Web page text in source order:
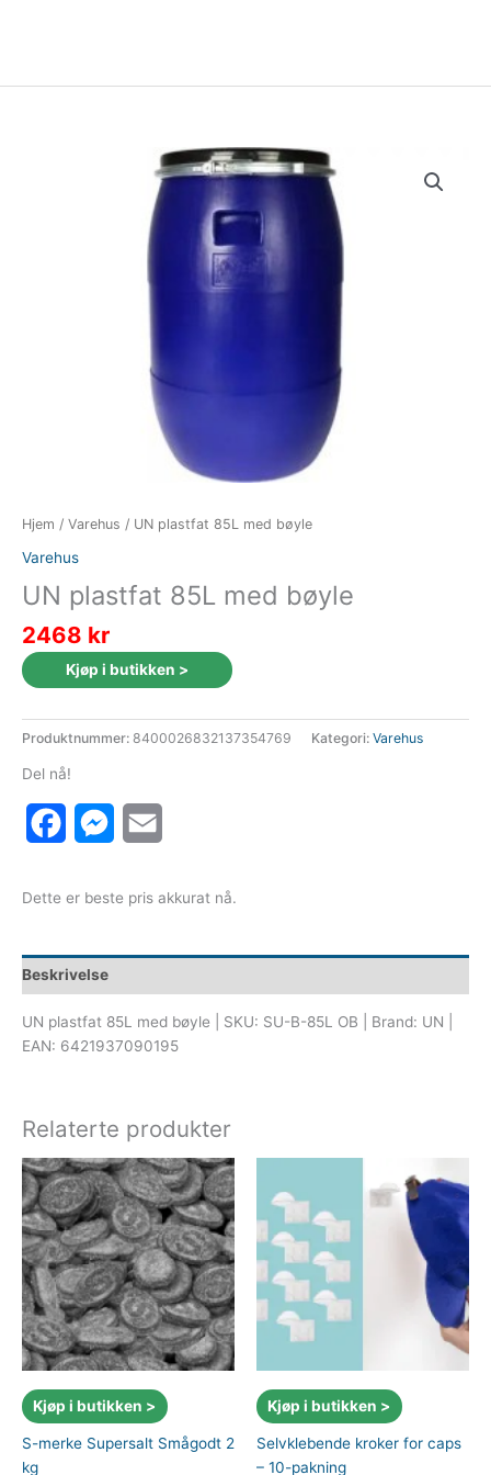
Hjem / Varehus / UN plastfat 85L med bøyle
Varehus
UN plastfat 85L med bøyle
2468 kr
Kjøp i butikken >
Produktnummer: 8400026832137354769 Kategori: Varehus
Del nå!
FacebookMessenger
Dette er beste pris akkurat nå.
Beskrivelse
UN plastfat 85L med bøyle | SKU: SU-B-85L OB | Brand: UN |
EAN: 6421937090195
Relaterte produkter
Kjøp i butikken >
S-merke Supersalt Smågodt 2
kg
Kjøp i butikken >
Selvklebende kroker for caps
– 10-pakning